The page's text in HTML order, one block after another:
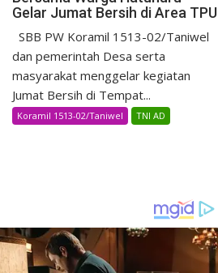
Gelar Jumat Bersih di Area TPU
SBB PW Koramil 1513-02/Taniwel
dan pemerintah Desa serta
masyarakat menggelar kegiatan
Jumat Bersih di Tempat...
Koramil 1513-02/Taniwel TNI AD